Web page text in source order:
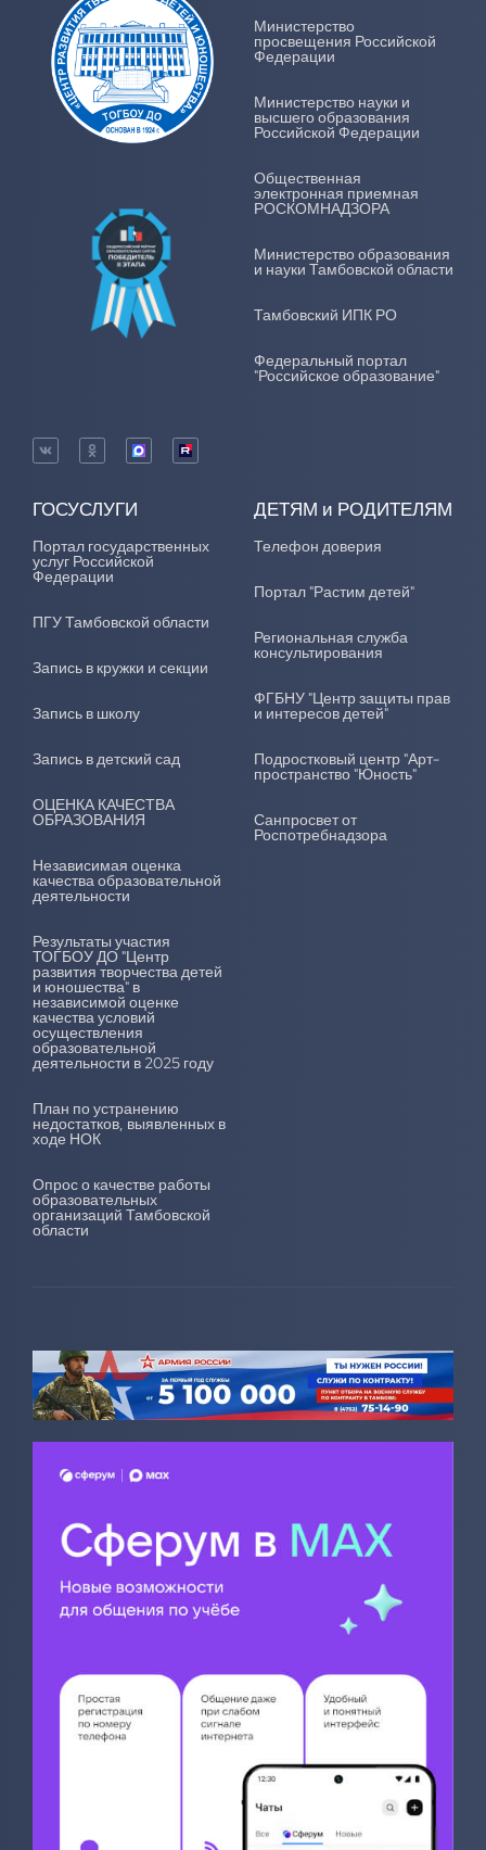
Министерство
просвещения Российской
Федерации
Министерство науки и
высшего образования
Российской Федерации
Общественная
электронная приемная
РОСКОМНАДЗОРА
Министерство образования
и науки Тамбовской области
Тамбовский ИПК РО
Федеральный портал
"Российское образование"
ГОСУСЛУГИ
Портал государственных
услуг Российской
Федерации
ПГУ Тамбовской области
Запись в кружки и секции
Запись в школу
Запись в детский сад
ОЦЕНКА КАЧЕСТВА
ОБРАЗОВАНИЯ
Независимая оценка
качества образовательной
деятельности
Результаты участия
ТОГБОУ ДО "Центр
развития творчества детей
и юношества" в
независимой оценке
качества условий
осуществления
образовательной
деятельности в 2025 году
План по устранению
недостатков, выявленных в
ходе НОК
Опрос о качестве работы
образовательных
организаций Тамбовской
области
ДЕТЯМ и РОДИТЕЛЯМ
Телефон доверия
Портал "Растим детей"
Региональная служба
консультирования
ФГБНУ "Центр защиты прав
и интересов детей"
Подростковый центр "Арт-
пространство "Юность"
Санпросвет от
Роспотребнадзора